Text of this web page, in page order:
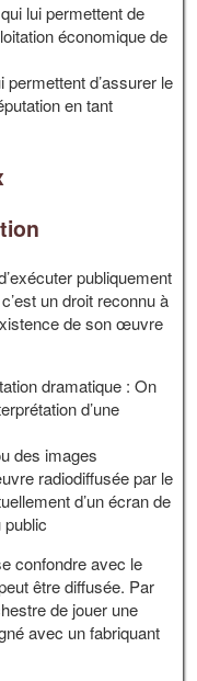
lui permettent de
économique de
d’assurer le
en tant
publiquement
un droit reconnu à
de son œuvre
dramatique : On
d’une
des images
radiodiffusée par le
d’un écran de
public
confondre avec le
être diffusée. Par
de jouer une
avec un fabriquant